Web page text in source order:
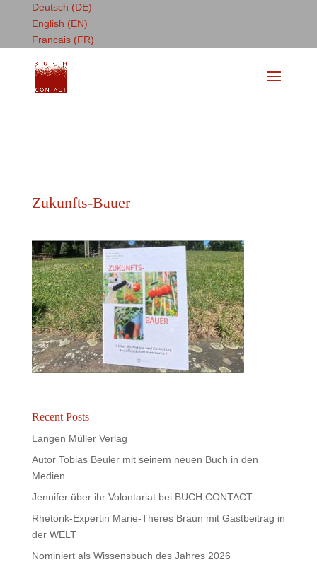
Deutsch (DE)
English (EN)
Francais (FR)
Zukunfts-Bauer
Recent Posts
Langen Müller Verlag
Autor Tobias Beuler mit seinem neuen Buch in den
Medien
Jennifer über ihr Volontariat bei BUCH CONTACT
Rhetorik-Expertin Marie-Theres Braun mit Gastbeitrag in
der WELT
Nominiert als Wissensbuch des Jahres 2026